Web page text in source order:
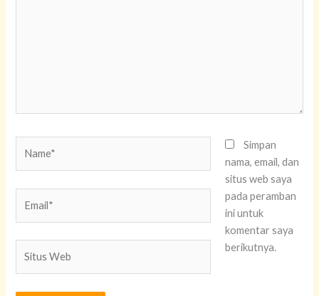
Web
Simpan
nama, email, dan
situs web saya
pada peramban
ini untuk
komentar saya
berikutnya.